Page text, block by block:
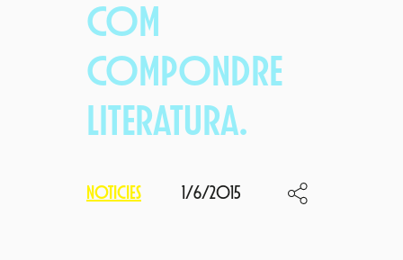
COM
COMPONDRE
LITERATURA.
NOTICIES 1/6/2015